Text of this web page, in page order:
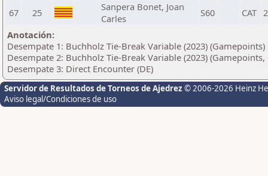
67 25
Sanpera Bonet, Joan
Carles
S60 CAT
Anotación:
Desempate 1: Buchholz Tie-Break Variable (2023) (Gamepoints)
Desempate 2: Buchholz Tie-Break Variable (2023) (Gamepoints,
Desempate 3: Direct Encounter (DE)
Servidor de Resultados de Torneos de Ajedrez © 2006-2026 Heinz
Aviso legal/Condiciones de uso